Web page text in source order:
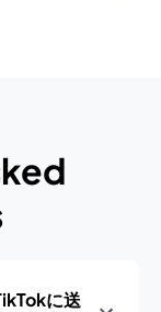
に送